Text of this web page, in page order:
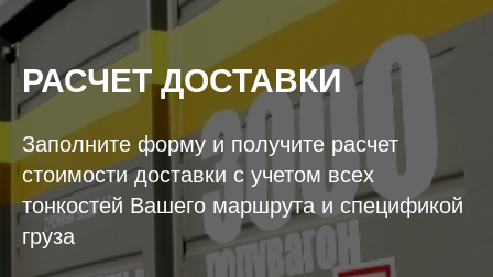
РАСЧЕТ ДОСТАВКИ
Заполните форму и получите расчет
стоимости доставки с учетом всех
тонкостей Вашего маршрута и спецификой
груза